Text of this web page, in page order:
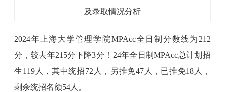
2024年上海大学管理学院MPAcc全日制分数线为212
分，较去年215分下降3分！24年全日制MPAcc总计划招
生119人，其中统招72人，另推免47人，已推免18人，
剩余统招名额54人。